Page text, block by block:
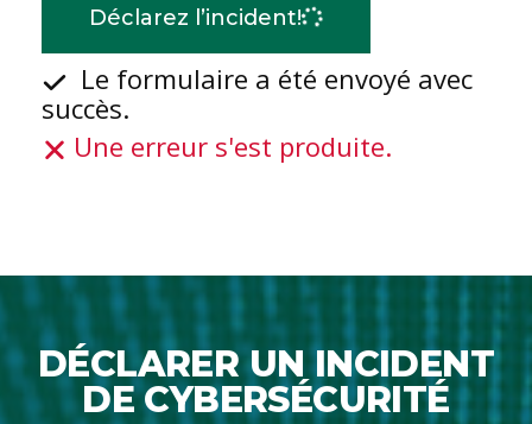
Déclarez l’incident!
Le formulaire a été envoyé avec
succès.
Une erreur s'est produite.
DÉCLARER UN INCIDENT
DE CYBERSÉCURITÉ